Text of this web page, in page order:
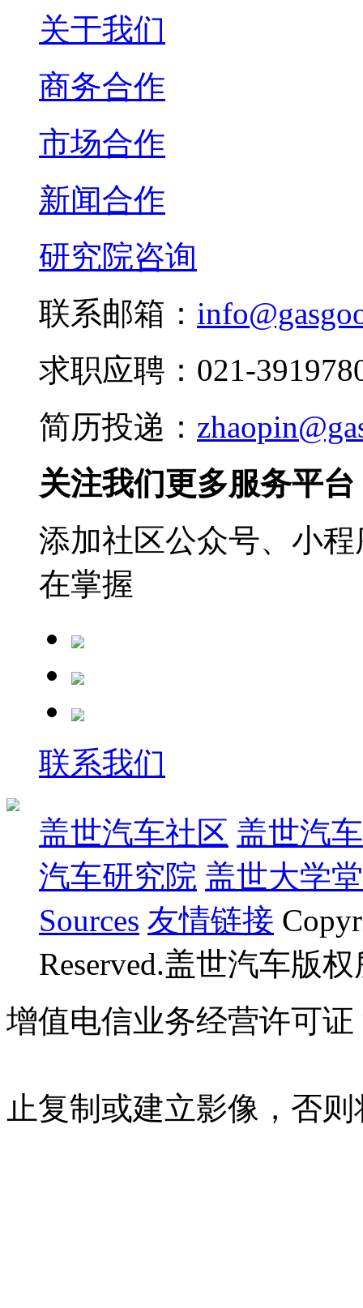
关于我们
商务合作
市场合作
新闻合作
研究院咨询
联系邮箱：
求职应聘：021-
简历投递：
关注我们更多服务平台
添加社区公众号、小
在掌握
联系我们
盖世汽车社区 盖世汽
汽车研究院 盖世大学堂
Sources 友情链接
Reserved.盖世汽车版
增值电信业务经营许可证
止复制或建立影像，否